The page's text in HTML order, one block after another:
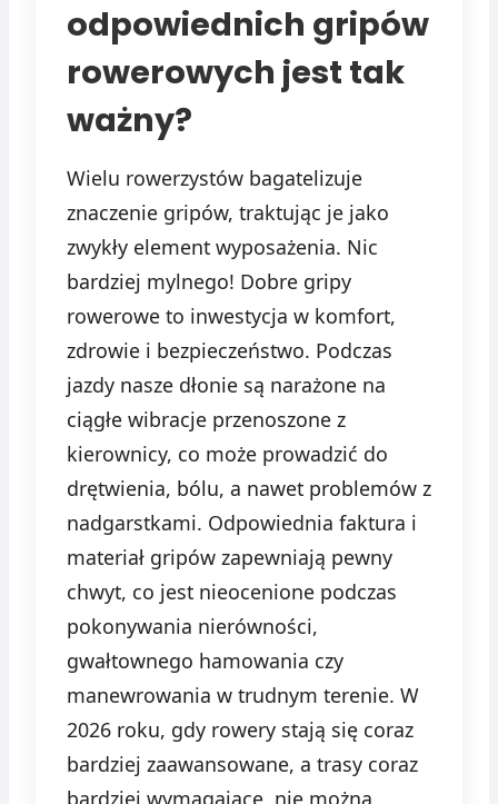
odpowiednich gripów
rowerowych jest tak
ważny?
Wielu rowerzystów bagatelizuje
znaczenie gripów, traktując je jako
zwykły element wyposażenia. Nic
bardziej mylnego! Dobre gripy
rowerowe to inwestycja w komfort,
zdrowie i bezpieczeństwo. Podczas
jazdy nasze dłonie są narażone na
ciągłe wibracje przenoszone z
kierownicy, co może prowadzić do
drętwienia, bólu, a nawet problemów z
nadgarstkami. Odpowiednia faktura i
materiał gripów zapewniają pewny
chwyt, co jest nieocenione podczas
pokonywania nierówności,
gwałtownego hamowania czy
manewrowania w trudnym terenie. W
2026 roku, gdy rowery stają się coraz
bardziej zaawansowane, a trasy coraz
bardziej wymagające, nie można